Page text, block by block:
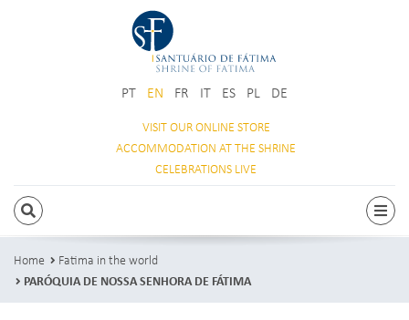
PT EN FR IT ES PL DE
VISIT OURONLINE STORE
ACCOMMODATION AT THE SHRINE
CELEBRATIONS LIVE
SEARCH
Home
Fatima in the world
PARÓQUIA DE NOSSA SENHORA DE FÁTIMA